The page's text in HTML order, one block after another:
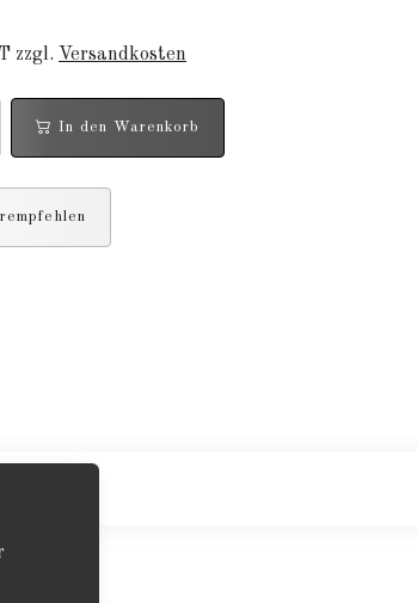
zzgl. Versandkosten
In den Warenkorb